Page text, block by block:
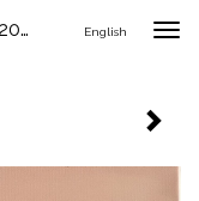
Matty Westra Hoekzema - Zeeland 2023 English